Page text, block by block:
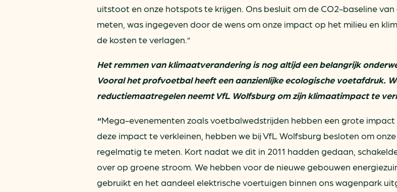
uitstoot en onze hotspots te krijgen. Ons besluit om de CO2-baseline
meten, was ingegeven door de wens om onze impact op het milieu en
de kosten te verlagen.”
Het remmen van klimaatverandering is nog altijd een belangrijk
Vooral het profvoetbal heeft een aanzienlijke ecologische voetafdruk.
reductiemaatregelen neemt VfL Wolfsburg om zijn klimaatimpact te
“Mega-evenementen zoals voetbalwedstrijden hebben een grote impact
deze impact te verkleinen, hebben we bij VfL Wolfsburg besloten om
regelmatig te meten. Kort nadat we dit in 2011 hadden gedaan,
over op groene stroom. We hebben voor de nieuwe gebouwen
gebruikt en het aandeel elektrische voertuigen binnen ons wagenpark